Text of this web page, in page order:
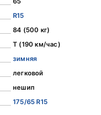
R15
84 (500 кг)
T (190 км/час)
зимняя
легковой
нешип
175/65 R15